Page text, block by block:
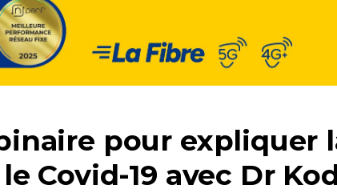
pour expliquer
Covid-19 avec Dr